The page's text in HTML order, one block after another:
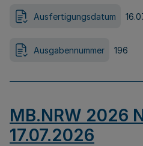
Ausfertigungsdatum
Ausgabennummer 196
MB.NRW 2026
17.07.2026